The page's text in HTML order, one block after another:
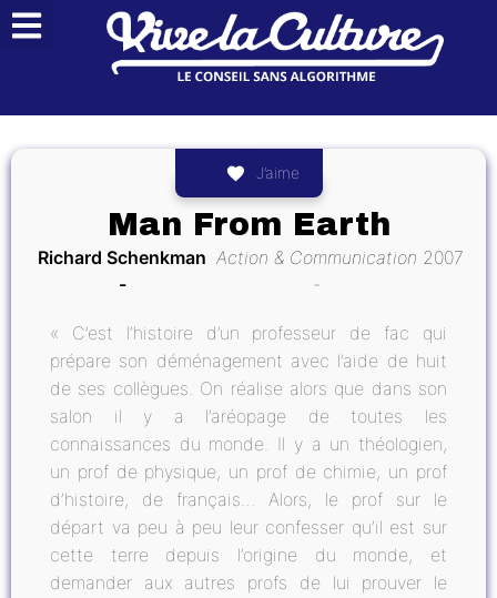
J’aime
Man From Earth
Richard Schenkman Action & Communication 2007
« C’est l’histoire d’un professeur de fac qui
prépare son déménagement avec l’aide de huit
de ses collègues. On réalise alors que dans son
salon il y a l’aréopage de toutes les
connaissances du monde. Il y a un théologien,
un prof de physique, un prof de chimie, un prof
d’histoire, de français… Alors, le prof sur le
départ va peu à peu leur confesser qu’il est sur
cette terre depuis l’origine du monde, et
demander aux autres profs de lui prouver le